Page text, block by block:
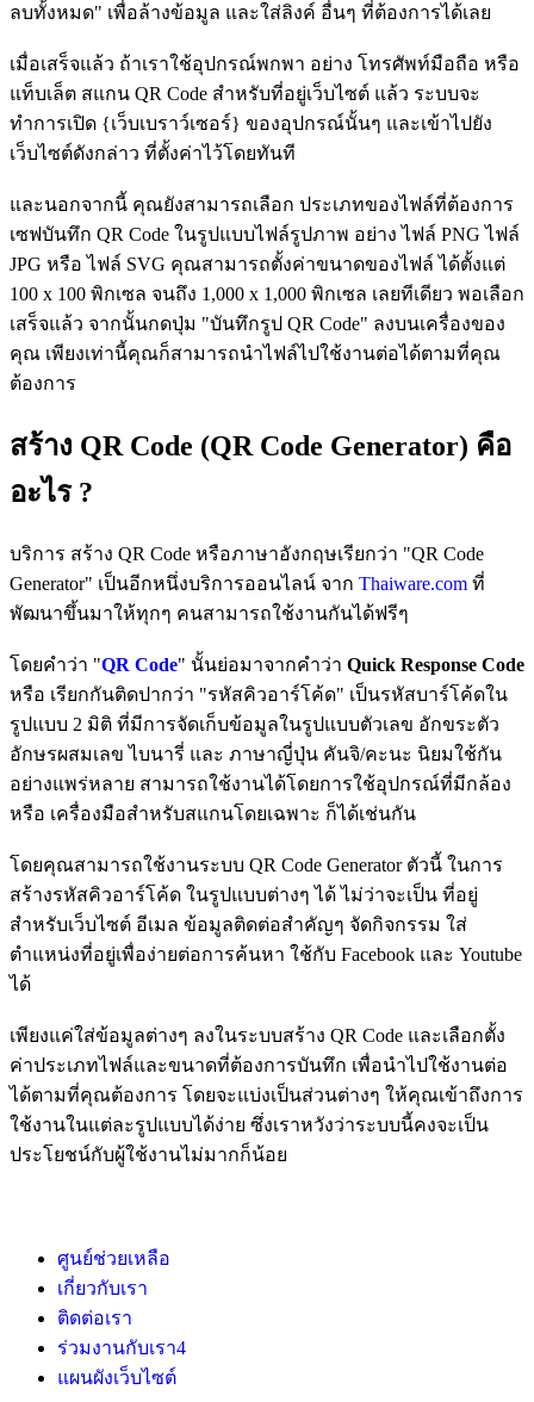
เว็บไซต์ Thaiware.com
วิธีใช้ บริการนาฬิกานับถอยหลังออนไลน์
Thaiware.com
วิธีใช้ บริการนาฬิกาจับเวลาออนไลน์ (Online
Stopwatch) บนเว็บไซต์ Thaiware.com
วิธีใช้ บริการเช็คความเร็วเน็ต (Speedtest) บน
วิธีใช้ บริการสุ่มตัวเลข (Random Number
วิธีใช้ บริการระบบแปลงตัวเลข (Number
Converter) บนเว็บไซต์ Thaiware.com
ลบทั้งหมด" เพื่อล้างข้อมูล และใส่ลิงค์ อื่นๆ ที่ต้องการได้เลย
เมื่อเสร็จแล้ว ถ้าเราใช้อุปกรณ์พกพา อย่าง โทรศัพท์มือถือ หรือ
แท็บเล็ต สแกน QR Code สำหรับที่อยู่เว็บไซต์ แล้ว ระบบจะ
ทำการเปิด {เว็บเบราว์เซอร์} ของอุปกรณ์นั้นๆ และเข้าไปยัง
เว็บไซต์ดังกล่าว ที่ตั้งค่าไว้โดยทันที
และนอกจากนี้ คุณยังสามารถเลือก ประเภทของไฟล์ที่ต้องการ
เซฟบันทึก QR Code ในรูปแบบไฟล์รูปภาพ อย่าง ไฟล์ PNG ไฟล์
JPG หรือ ไฟล์ SVG คุณสามารถตั้งค่าขนาดของไฟล์ ได้ตั้งแต่
100 x 100 พิกเซล จนถึง 1,000 x 1,000 พิกเซล เลยทีเดียว พอเลือก
เสร็จแล้ว จากนั้นกดปุ่ม "บันทึกรูป QR Code" ลงบนเครื่องของ
คุณ เพียงเท่านี้คุณก็สามารถนำไฟล์ไปใช้งานต่อได้ตามที่คุณ
ต้องการ
สร้าง QR Code (QR Code Generator) คือ
อะไร ?
บริการ สร้าง QR Code หรือภาษาอังกฤษเรียกว่า "QR Code
Generator" เป็นอีกหนึ่งบริการออนไลน์ จาก Thaiware.com ที่
พัฒนาขึ้นมาให้ทุกๆ คนสามารถใช้งานกันได้ฟรีๆ
โดยคำว่า "QR Code" นั้นย่อมาจากคำว่า Quick Response Code
หรือ เรียกกันติดปากว่า "รหัสคิวอาร์โค้ด" เป็นรหัสบาร์โค้ดใน
รูปแบบ 2 มิติ ที่มีการจัดเก็บข้อมูลในรูปแบบตัวเลข อักขระตัว
อักษรผสมเลข ไบนารี่ และ ภาษาญี่ปุ่น คันจิ/คะนะ นิยมใช้กัน
อย่างแพร่หลาย สามารถใช้งานได้โดยการใช้อุปกรณ์ที่มีกล้อง
หรือ เครื่องมือสำหรับสแกนโดยเฉพาะ ก็ได้เช่นกัน
โดยคุณสามารถใช้งานระบบ QR Code Generator ตัวนี้ ในการ
สร้างรหัสคิวอาร์โค้ด ในรูปแบบต่างๆ ได้ ไม่ว่าจะเป็น ที่อยู่
สำหรับเว็บไซต์ อีเมล ข้อมูลติดต่อสำคัญๆ จัดกิจกรรม ใส่
ตำแหน่งที่อยู่เพื่อง่ายต่อการค้นหา ใช้กับ Facebook และ Youtube
ได้
เพียงแค่ใส่ข้อมูลต่างๆ ลงในระบบสร้าง QR Code และเลือกตั้ง
ค่าประเภทไฟล์และขนาดที่ต้องการบันทึก เพื่อนำไปใช้งานต่อ
ได้ตามที่คุณต้องการ โดยจะแบ่งเป็นส่วนต่างๆ ให้คุณเข้าถึงการ
ใช้งานในแต่ละรูปแบบได้ง่าย ซึ่งเราหวังว่าระบบนี้คงจะเป็น
ประโยชน์กับผู้ใช้งานไม่มากก็น้อย
ศูนย์ช่วยเหลือ
เกี่ยวกับเรา
ติดต่อเรา
ร่วมงานกับเรา4
แผนผังเว็บไซต์